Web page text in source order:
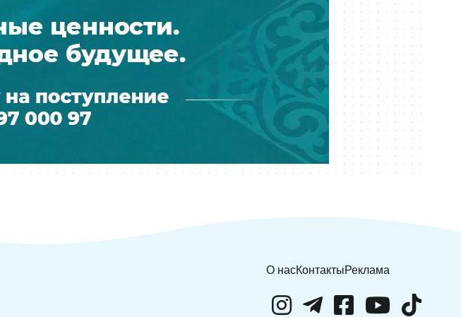
Вчера 10:50
Рафаэль Уразбахтин сделал
заявление после поражения
"Кайрата" от "Левски" в Лиге
чемпионов
04 августа 20:34
Гол Дастана Сатпаева за "Челси"
признан лучшим на турнире
"Sydney Super Cup"
Турнир UFC в Белом доме:
убыток в 30 миллионов долларов
О насКонтактыРеклама